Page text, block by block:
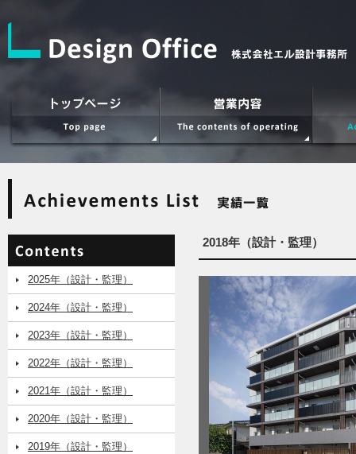
2025年（設計・監理）
2024年（設計・監理）
2023年（設計・監理）
2022年（設計・監理）
2021年（設計・監理）
2020年（設計・監理）
2019年（設計・監理）
2018年（設計・監理）